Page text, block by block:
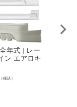
年式 | レー
ン エアロキ
（税込）